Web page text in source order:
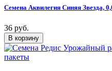
Семена Аквилегия Синяя Звезда,
36 руб.